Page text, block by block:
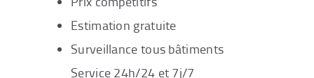
Estimation gratuite
Surveillance tous bâtiments
Service 24h/24 et 7j/7